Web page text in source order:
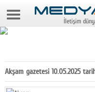
10 Ağustos 2026 12:02:56
Gazeteler
İletişim
Akşam gazetesi 10.05.2025